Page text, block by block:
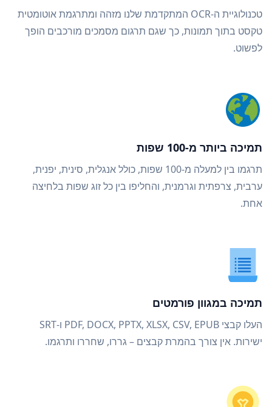
טכנולוגיית ה-OCR המתקדמת שלנו מזהה ומתרגמת אוטומטית
טקסט בתוך תמונות, כך שגם תרגום מסמכים מורכבים הופך
לפשוט.
תמיכה ביותר מ-100 שפות
תרגמו בין למעלה מ-100 שפות, כולל אנגלית, סינית, יפנית,
ערבית, צרפתית וגרמנית, והחליפו בין כל זוג שפות בלחיצה
אחת.
תמיכה במגוון פורמטים
העלו קבצי PDF, DOCX, PPTX, XLSX, CSV, EPUB ו-SRT
ישירות. אין צורך בהמרת קבצים – גררו, שחררו ותרגמו.